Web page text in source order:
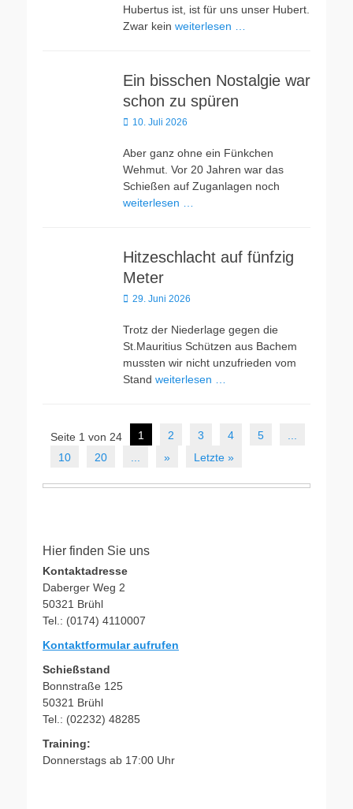
Hubertus ist, ist für uns unser Hubert.
Zwar kein weiterlesen …
Ein bisschen Nostalgie war
schon zu spüren
Veröffentlicht
10. Juli 2026
Aber ganz ohne ein Fünkchen
Wehmut. Vor 20 Jahren war das
Schießen auf Zuganlagen noch
weiterlesen …
Hitzeschlacht auf fünfzig
Meter
Veröffentlicht
29. Juni 2026
Trotz der Niederlage gegen die
St.Mauritius Schützen aus Bachem
mussten wir nicht unzufrieden vom
Stand weiterlesen …
Beitragsnavigation
Seite 1 von 24 1 2 3 4 5
10
20 » Letzte »
Hier finden Sie uns
Kontaktadresse
Daberger Weg 2
50321 Brühl
Tel.: (0174) 4110007
Kontaktformular aufrufen
Schießstand
Bonnstraße 125
50321 Brühl
Tel.: (02232) 48285
Training:
Donnerstags ab 17:00 Uhr